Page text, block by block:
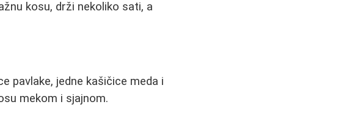
kosu, drži nekoliko sati, a
pavlake, jedne kašičice meda i
mekom i sjajnom.